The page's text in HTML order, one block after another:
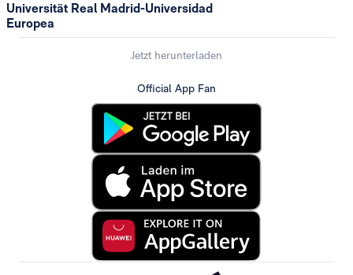
Universität Real Madrid-Universidad
Europea
Jetzt herunterladen
Official App Fan